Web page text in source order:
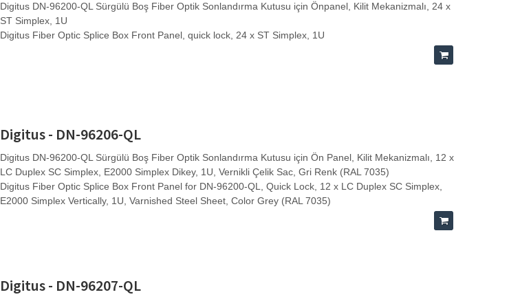
Digitus DN-96200-QL Sürgülü Boş Fiber Optik Sonlandırma Kutusu için Önpanel, Kilit Mekanizmalı, 24 x
ST Simplex, 1U
Digitus Fiber Optic Splice Box Front Panel, quick lock, 24 x ST Simplex, 1U
Digitus - DN-96206-QL
Digitus DN-96200-QL Sürgülü Boş Fiber Optik Sonlandırma Kutusu için Ön Panel, Kilit Mekanizmalı, 12 x
LC Duplex SC Simplex, E2000 Simplex Dikey, 1U, Vernikli Çelik Sac, Gri Renk (RAL 7035)
Digitus Fiber Optic Splice Box Front Panel for DN-96200-QL, Quick Lock, 12 x LC Duplex SC Simplex,
E2000 Simplex Vertically, 1U, Varnished Steel Sheet, Color Grey (RAL 7035)
Digitus - DN-96207-QL